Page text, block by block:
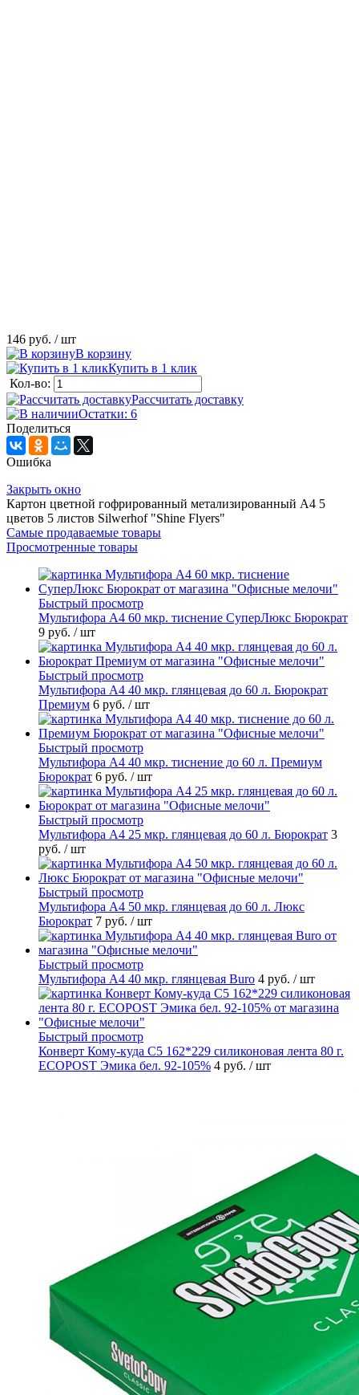
146 руб. / шт
В корзину
Купить в 1 клик
Кол-во:
Рассчитать доставку
Остатки: 6
Поделиться
Ошибка
Закрыть окно
Картон цветной гофрированный метализированный А4 5
цветов 5 листов Silwerhof "Shine Flyers"
Самые продаваемые товары
Просмотренные товары
Быстрый просмотр
Мультифора А4 60 мкр. тиснение СуперЛюкс Бюрократ
9 руб. / шт
Быстрый просмотр
Мультифора А4 40 мкр. глянцевая до 60 л. Бюрократ
Премиум 6 руб. / шт
Быстрый просмотр
Мультифора А4 40 мкр. тиснение до 60 л. Премиум
Бюрократ 6 руб. / шт
Быстрый просмотр
Мультифора А4 25 мкр. глянцевая до 60 л. Бюрократ 3
руб. / шт
Быстрый просмотр
Мультифора А4 50 мкр. глянцевая до 60 л. Люкс
Бюрократ 7 руб. / шт
Быстрый просмотр
Мультифора А4 40 мкр. глянцевая Buro 4 руб. / шт
Быстрый просмотр
Конверт Кому-куда С5 162*229 силиконовая лента 80 г.
ECOPOST Эмика бел. 92-105% 4 руб. / шт